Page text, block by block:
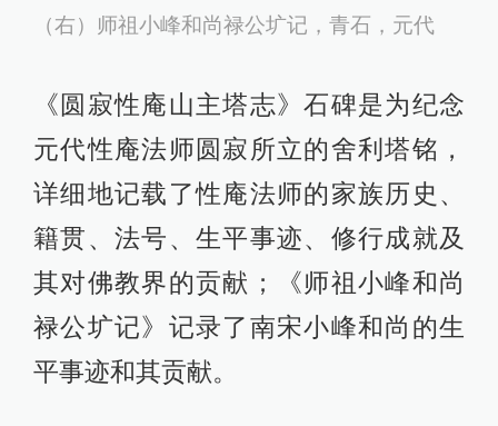
（右）师祖小峰和尚禄公圹记，青⽯，元代
《圆寂性庵山主塔志》石碑是为纪念
元代性庵法师圆寂所立的舍利塔铭，
详细地记载了性庵法师的家族历史、
籍贯、法号、生平事迹、修行成就及
其对佛教界的贡献；《师祖小峰和尚
禄公圹记》记录了南宋小峰和尚的生
平事迹和其贡献。